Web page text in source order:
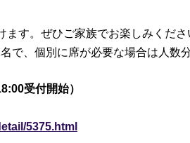
す。ぜひご家族でお楽しみくださ
で、個別に席が必要な場合は人数
受付開始）
5375.html